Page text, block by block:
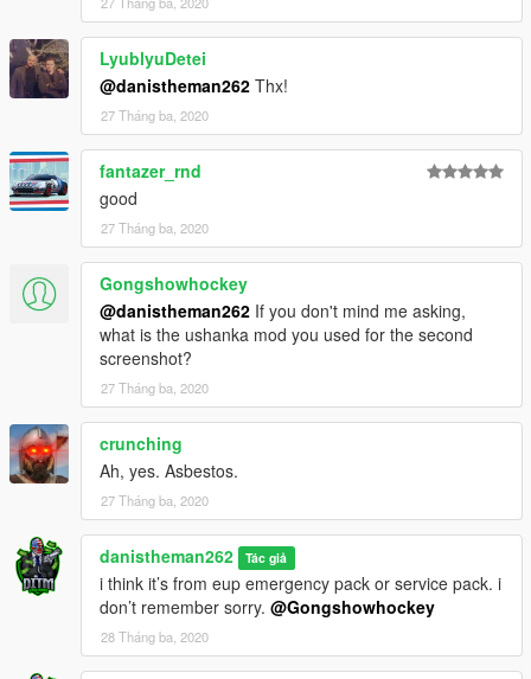
LyublyuDetei
@danistheman262 Thx!
27 Tháng ba, 2020
fantazer_rnd
good
27 Tháng ba, 2020
Gongshowhockey
@danistheman262 If you don't mind me asking,
what is the ushanka mod you used for the second
screenshot?
27 Tháng ba, 2020
crunching
Ah, yes. Asbestos.
27 Tháng ba, 2020
danistheman262 Tác giả
i think it’s from eup emergency pack or service pack. i
don’t remember sorry. @Gongshowhockey
28 Tháng ba, 2020